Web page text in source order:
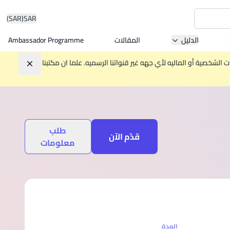
SAR
(SAR)
Asia
الدليل المقالات
Ambassador Programme
أو الماليه لأي جهه غير قنواتنا الرسميه. علما ان مكتبنا
تجاهل
قدّم الآن
طلب
معلومات
المدة